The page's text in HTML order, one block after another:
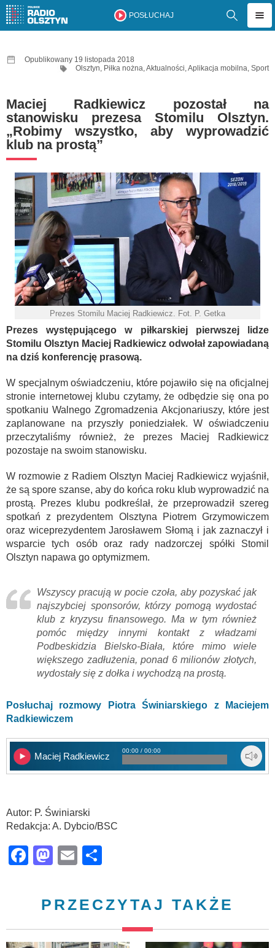
POSŁUCHAJ
Opublikowany 19 listopada 2018
Olsztyn, Piłka nożna,Aktualności,Aplikacja mobilna, Sport
Maciej Radkiewicz pozostał na
stanowisku prezesa Stomilu Olsztyn.
„Robimy wszystko, aby wyprowadzić
klub na prostą”
Prezes Stomilu Maciej Radkiewicz. Fot. P. Getka
Prezes występującego w piłkarskiej pierwszej lidze
Stomilu Olsztyn Maciej Radkiewicz odwołał zapowiadaną
na dziś konferencję prasową.
W specjalnym oświadczeniu, które pojawiło się na oficjalnej
stronie internetowej klubu czytamy, że odbędzie się ona po
spotkaniu Walnego Zgromadzenia Akcjonariuszy, które jest
zaplanowane na przyszły poniedziałek. W oświadczeniu
przeczytaliśmy również, że prezes Maciej Radkiewicz
pozostaje na swoim stanowisku.
W rozmowie z Radiem Olsztyn Maciej Radkiewicz wyjaśnił,
że są spore szanse, aby do końca roku klub wyprowadzić na
prostą. Prezes klubu podkreślał, że przeprowadził szereg
spotkań z prezydentem Olsztyna Piotrem Grzymowiczem
oraz wiceprezydentem Jarosławem Słomą i jak zaznaczył i
wsparcie tych osób oraz rady nadzorczej spółki Stomil
Olsztyn napawa go optymizmem.
Wszyscy pracują w pocie czoła, aby pozyskać jak
najszybciej sponsorów, którzy pomogą wydostać
klub z kryzysu finansowego. Ma w tym również
pomóc między innymi kontakt z władzami
Podbeskidzia Bielsko-Biała, które mimo wiele
większego zadłużenia, ponad 6 milionów złotych,
wydostały się z dołka i wychodzą na prostą.
Posłuchaj rozmowy Piotra Świniarskiego z Maciejem
Radkiewiczem
Maciej Radkiewicz
00:00 / 00:00
Autor: P. Świniarski
Redakcja: A. Dybcio/BSC
Facebook
Mastodon
Email
PRZECZYTAJ TAKŻE